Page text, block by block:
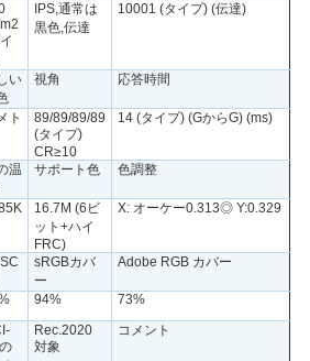
IPS,通常は
黒色,伝達
10001 (タイプ) (伝達)
い
視角 応答時間
ト
89/89/89/89
(タイプ)
CR≥10
14 (タイプ) (GからG) (ms)
温
サポート色 色調整
16.7M (6ビ
ット+ハイ
FRC)
X: オーケー0.313◎ Y:0.329
sRGBカバ
ー
Adobe RGB カバー
94%
73%
Rec.2020
対象
コメント